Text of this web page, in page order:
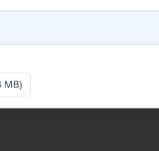
de e...
de
MB)